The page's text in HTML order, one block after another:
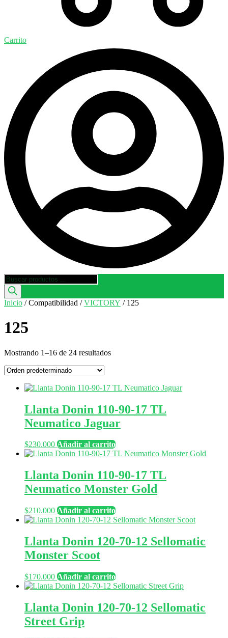
Carrito
Búsqueda
de
productos
Inicio / Compatibilidad /VICTORY / 125
125
Mostrando 1–16 de 24 resultados
Llanta Donin 110-90-17 TL
Neumatico Jaguar
$230.000 Añadir al carrito
Llanta Donin 110-90-17 TL
Neumatico Monster Gold
$210.000 Añadir al carrito
Llanta Donin 120-70-12 Sellomatic
Monster Scoot
$170.000 Añadir al carrito
Llanta Donin 120-70-12 Sellomatic
Street Grip